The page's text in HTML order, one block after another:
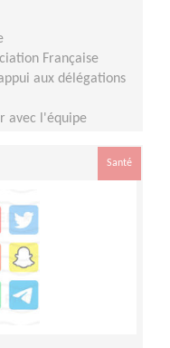
Française
aux délégations
avec l'équipe
Santé